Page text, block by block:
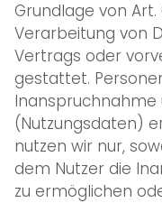
Grundlage von Art.
Verarbeitung von
Vertrags oder
gestattet.
(Nutzungsdaten)
nutzen wir nur,
dem Nutzer die
zu ermöglichen